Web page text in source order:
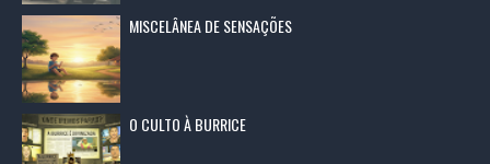
MISCELÂNEA DE SENSAÇÕES
O CULTO À BURRICE